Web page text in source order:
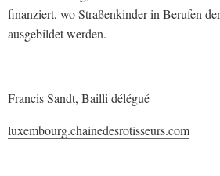
finanziert, wo Straßenkinder in Berufen
ausgebildet werden.
Francis Sandt, Bailli délégué
luxembourg.chainedesrotisseurs.com